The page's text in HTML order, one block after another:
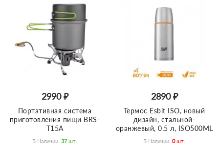
2990 ₽
Портативная система
приготовления пищи BRS-
T15A
В Наличии: 37 Шт.
2890 ₽
Термос Esbit ISO, новый
дизайн, cтальной-
оранжевый, 0.5 л, ISO500ML
В Наличии: 0 Шт.